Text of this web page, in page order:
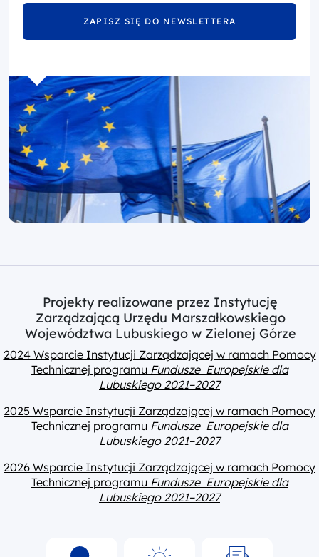
ZAPISZ SIĘ DO NEWSLETTERA
Projekty realizowane przez Instytucję
Zarządzającą Urzędu Marszałkowskiego
Województwa Lubuskiego w Zielonej Górze
2024 Wsparcie Instytucji Zarządzającej w ramach Pomocy
Technicznej programu Fundusze Europejskie dla
Lubuskiego 2021–2027
2025 Wsparcie Instytucji Zarządzającej w ramach Pomocy
Technicznej programu Fundusze Europejskie dla
Lubuskiego 2021–2027
2026 Wsparcie Instytucji Zarządzającej w ramach Pomocy
Technicznej programu Fundusze Europejskie dla
Lubuskiego 2021–2027